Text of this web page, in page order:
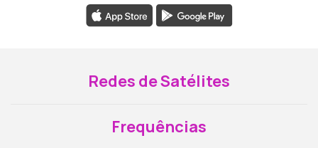
Redes de Satélites
Frequências